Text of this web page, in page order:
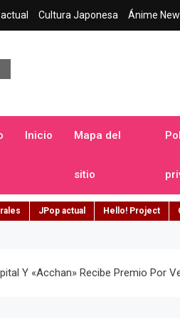
Cultura Japonesa Ánime
Inicio Mapa del
sitio
JPop actual Hello! Project
Y «Acchan» Recibe Premio Por